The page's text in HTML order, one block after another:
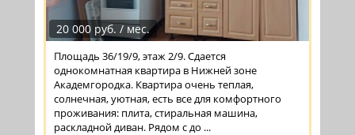
20 000 руб. / мес.
Площадь 36/19/9, этаж 2/9. Сдается
однокомнатная квартира в Нижней зоне
Академгородка. Квартира очень теплая,
солнечная, уютная, есть все для комфортного
проживания: плита, стиральная машина,
раскладной диван. Рядом с до ...